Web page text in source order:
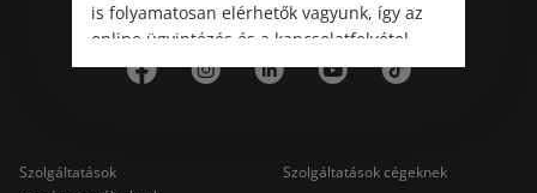
Kövess minket!
Szolgáltatások
Szolgáltatások cégeknek
is folyamatosan elérhetők vagyunk, így az
online ügyintézés és a kapcsolatfelvétel
változatlanul biztosított.